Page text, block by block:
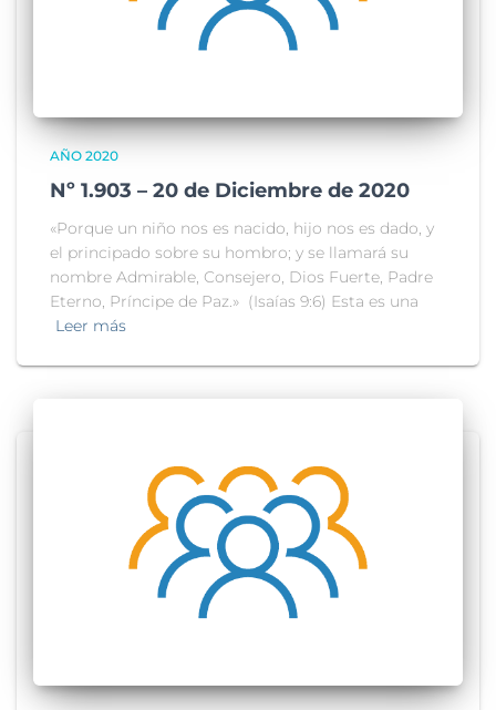
AÑO 2020
Nº 1.903 – 20 de Diciembre de 2020
«Porque un niño nos es nacido, hijo nos es dado, y
el principado sobre su hombro; y se llamará su
nombre Admirable, Consejero, Dios Fuerte, Padre
Eterno, Príncipe de Paz.» (Isaías 9:6) Esta es una
Leer más